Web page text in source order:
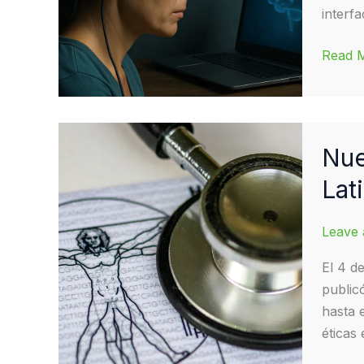
Brain-
ethical
Read
Leave
El 4
hasta
éticas